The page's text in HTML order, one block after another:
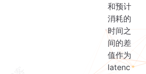
和预计
消耗的
时间之
间的差
值作为
latenc